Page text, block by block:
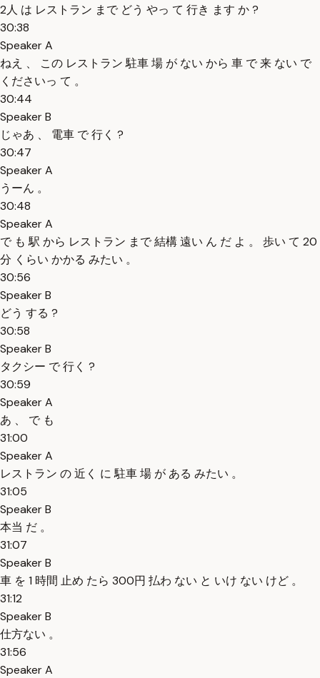
2人 は レストラン まで どう やっ て 行き ます か ?
30:38
Speaker A
ねえ 、 この レストラン 駐車 場 が ない から 車 で 来 ない で
くださいっ て 。
30:44
Speaker B
じゃあ 、 電車 で 行く ?
30:47
Speaker A
うーん 。
30:48
Speaker A
で も 駅 から レストラン まで 結構 遠い ん だ よ 。 歩い て 20
分 くらい かかる みたい 。
30:56
Speaker B
どう する ?
30:58
Speaker B
タクシー で 行く ?
30:59
Speaker A
あ 、 で も
31:00
Speaker A
レストラン の 近く に 駐車 場 が ある みたい 。
31:05
Speaker B
本当 だ 。
31:07
Speaker B
車 を 1 時間 止め たら 300円 払わ ない と いけ ない けど 。
31:12
Speaker B
仕方ない 。
31:56
Speaker A